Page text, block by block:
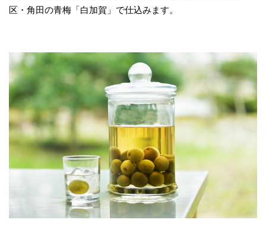
区・角田の青梅「白加賀」で仕込みます。